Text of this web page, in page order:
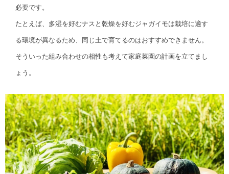
必要です。
たとえば、多湿を好むナスと乾燥を好むジャガイモは栽培に適す
る環境が異なるため、同じ土で育てるのはおすすめできません。
そういった組み合わせの相性も考えて家庭菜園の計画を立てまし
ょう。